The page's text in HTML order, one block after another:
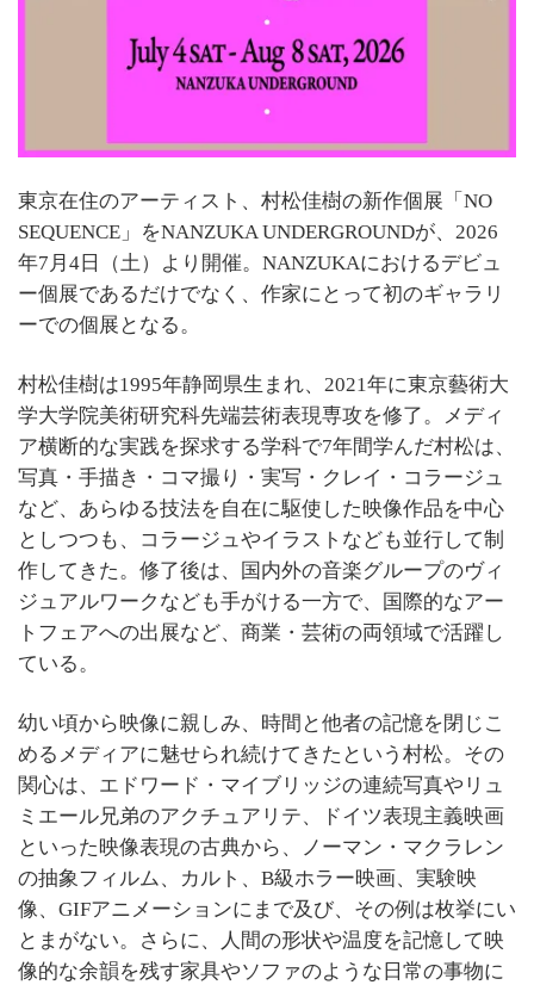
東京在住のアーティスト、村松佳樹の新作個展「NO
SEQUENCE」をNANZUKA UNDERGROUNDが、2026
年7月4日（土）より開催。NANZUKAにおけるデビュ
ー個展であるだけでなく、作家にとって初のギャラリ
ーでの個展となる。
村松佳樹は1995年静岡県生まれ、2021年に東京藝術大
学大学院美術研究科先端芸術表現専攻を修了。メディ
ア横断的な実践を探求する学科で7年間学んだ村松は、
写真・手描き・コマ撮り・実写・クレイ・コラージュ
など、あらゆる技法を自在に駆使した映像作品を中心
としつつも、コラージュやイラストなども並行して制
作してきた。修了後は、国内外の音楽グループのヴィ
ジュアルワークなども手がける一方で、国際的なアー
トフェアへの出展など、商業・芸術の両領域で活躍し
ている。
幼い頃から映像に親しみ、時間と他者の記憶を閉じこ
めるメディアに魅せられ続けてきたという村松。その
関心は、エドワード・マイブリッジの連続写真やリュ
ミエール兄弟のアクチュアリテ、ドイツ表現主義映画
といった映像表現の古典から、ノーマン・マクラレン
の抽象フィルム、カルト、B級ホラー映画、実験映
像、GIFアニメーションにまで及び、その例は枚挙にい
とまがない。さらに、人間の形状や温度を記憶して映
像的な余韻を残す家具やソファのような日常の事物に